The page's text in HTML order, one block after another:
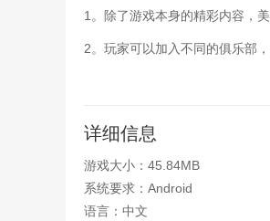
1。除了游戏本身的精彩内容，
2。玩家可以加入不同的俱乐部
美国赛道经理是一款非常刺激有
技。游戏的自由度也很高，玩家
详细信息
游戏大小：45.84MB
系统要求：Android
语言：中文